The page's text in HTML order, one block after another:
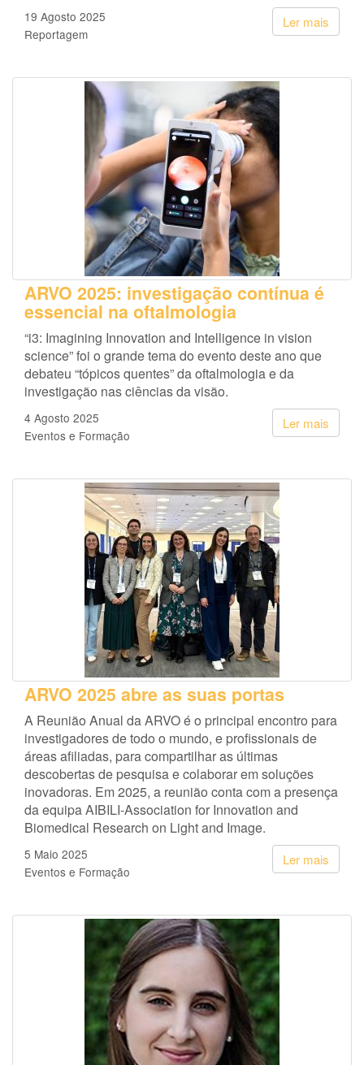
Ler mais
19 Agosto 2025
Reportagem
ARVO 2025: investigação contínua é
essencial na oftalmologia
“i3: Imagining Innovation and Intelligence in vision
science” foi o grande tema do evento deste ano que
debateu “tópicos quentes” da oftalmologia e da
investigação nas ciências da visão.
Ler mais
4 Agosto 2025
Eventos e Formação
ARVO 2025 abre as suas portas
A Reunião Anual da ARVO é o principal encontro para
investigadores de todo o mundo, e profissionais de
áreas afiliadas, para compartilhar as últimas
descobertas de pesquisa e colaborar em soluções
inovadoras. Em 2025, a reunião conta com a presença
da equipa AIBILI-Association for Innovation and
Biomedical Research on Light and Image.
Ler mais
5 Maio 2025
Eventos e Formação